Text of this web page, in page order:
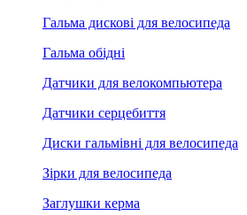
Гальма дискові для велосипеда
Гальма обідні
Датчики для велокомпьютера
Датчики серцебиття
Диски гальмівні для велосипеда
Зірки для велосипеда
Заглушки керма